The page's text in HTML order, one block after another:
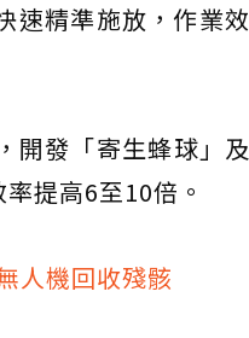
速精準施放，作業效
開發「寄生蜂球」及
提高6至10倍。
人機回收殘骸